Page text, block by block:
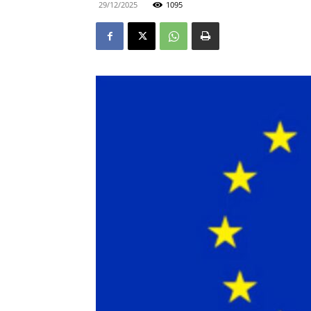
29/12/2025 1095